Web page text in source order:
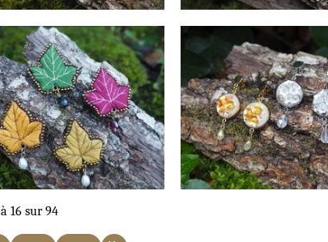
Lierre des Bois
Broche
59€
Floraison Éthérée
Boucles d'Oreilles
39€
à 16 sur94